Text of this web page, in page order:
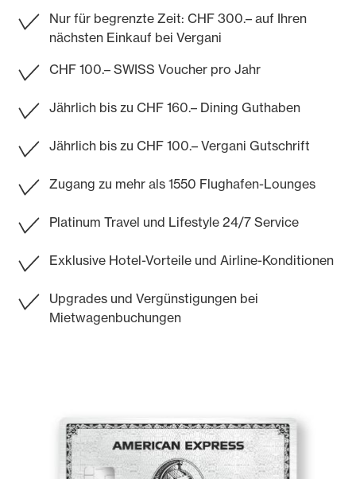
Nur für begrenzte Zeit: CHF 300.– auf Ihren
nächsten Einkauf bei Vergani
CHF 100.– SWISS Voucher pro Jahr
Jährlich bis zu CHF 160.– Dining Guthaben
Jährlich bis zu CHF 100.– Vergani Gutschrift
Zugang zu mehr als 1550 Flughafen-Lounges
Platinum Travel und Lifestyle 24/7 Service
Exklusive Hotel-Vorteile und Airline-Konditionen
Upgrades und Vergünstigungen bei
Mietwagenbuchungen